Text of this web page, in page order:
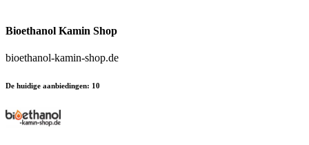
Bioethanol Kamin Shop
bioethanol-kamin-shop.de
De huidige aanbiedingen: 10